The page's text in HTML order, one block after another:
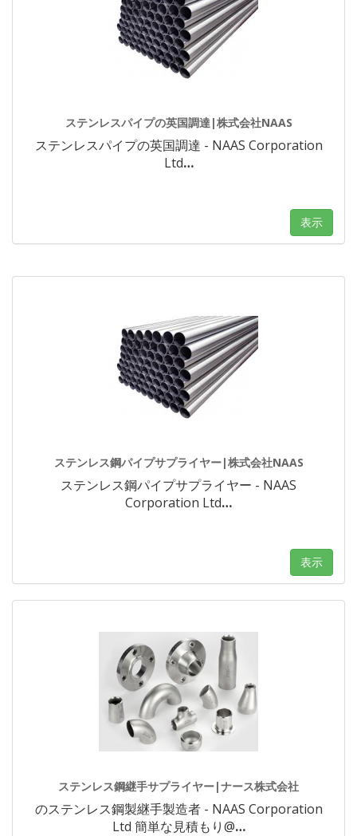
ステンレスパイプの英国調達|株式会社NAAS
ステンレスパイプの英国調達 - NAAS Corporation
Ltd…
表示
ステンレス鋼パイプサプライヤー|株式会社NAAS
ステンレス鋼パイプサプライヤー - NAAS
Corporation Ltd…
表示
ステンレス鋼継手サプライヤー|ナース株式会社
のステンレス鋼製継手製造者 - NAAS Corporation
Ltd 簡単な見積もり@…